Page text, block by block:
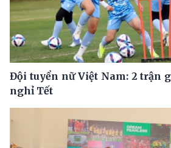
Đội tuyển nữ Việt Nam: 2 trận
nghỉ Tết